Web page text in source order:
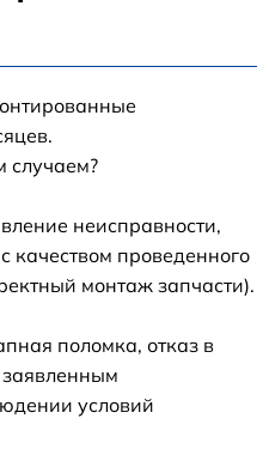
случаем?
неисправности,
качеством проведенного
монтаж запчасти).
поломка, отказ в
заявленным
условий